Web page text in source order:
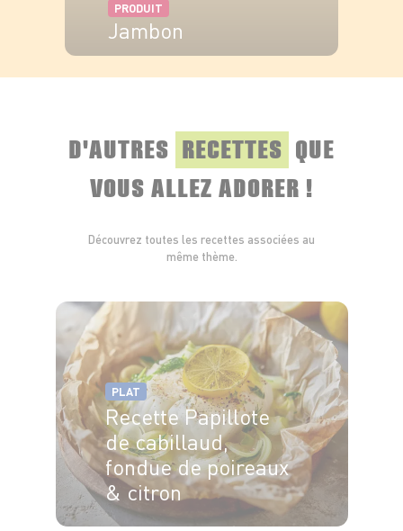
PRODUIT
Jambon
D'AUTRES RECETTES QUE
VOUS ALLEZ ADORER !
Découvrez toutes les recettes associées au
même thème.
PLAT
Recette Papillote
de cabillaud,
fondue de poireaux
& citron